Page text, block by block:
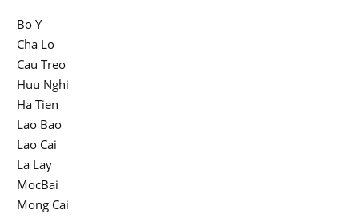
Bo Y
Cha Lo
Cau Treo
Huu Nghi
Ha Tien
Lao Bao
Lao Cai
La Lay
MocBai
Mong Cai